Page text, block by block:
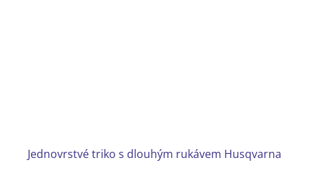
Jednovrstvé triko s dlouhým rukávem Husqvarna